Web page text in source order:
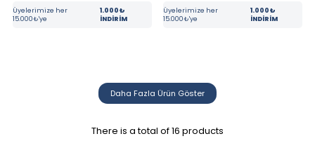
Üyelerimize her
15.000₺'ye
1.000₺
İNDİRİM
Üyelerimize her
15.000₺'ye
1.000₺
İNDİRİM
Daha Fazla Ürün Göster
There is a total of16 products